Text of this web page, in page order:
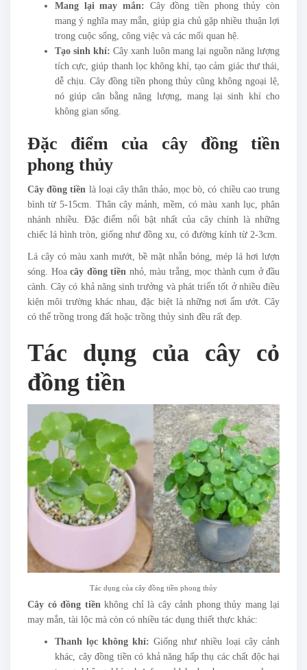
Mang lại may mắn: Cây đồng tiền phong thủy còn
mang ý nghĩa may mắn, giúp gia chủ gặp nhiều thuận lợi
trong cuộc sống, công việc và các mối quan hệ.
Tạo sinh khí: Cây xanh luôn mang lại nguồn năng lượng
tích cực, giúp thanh lọc không khí, tạo cảm giác thư thái,
dễ chịu. Cây đồng tiền phong thủy cũng không ngoại lệ,
nó giúp cân bằng năng lượng, mang lại sinh khí cho
không gian sống.
Đặc điểm của cây đồng tiền
phong thủy
Cây đồng tiền là loại cây thân thảo, mọc bò, có chiều cao trung
bình từ 5-15cm. Thân cây mảnh, mềm, có màu xanh lục, phân
nhánh nhiều. Đặc điểm nổi bật nhất của cây chính là những
chiếc lá hình tròn, giống như đồng xu, có đường kính từ 2-3cm.
Lá cây có màu xanh mướt, bề mặt nhẵn bóng, mép lá hơi lượn
sóng. Hoa cây đồng tiền nhỏ, màu trắng, mọc thành cụm ở đầu
cành. Cây có khả năng sinh trưởng và phát triển tốt ở nhiều điều
kiện môi trường khác nhau, đặc biệt là những nơi ẩm ướt. Cây
có thể trồng trong đất hoặc trồng thủy sinh đều rất đẹp.
Tác dụng của cây cỏ
đồng tiền
Tác dụng của cây đồng tiền phong thủy
Cây cỏ đồng tiền không chỉ là cây cảnh phong thủy mang lại
may mắn, tài lộc mà còn có nhiều tác dụng thiết thực khác:
Thanh lọc không khí: Giống như nhiều loại cây cảnh
khác, cây đồng tiền có khả năng hấp thụ các chất độc hại